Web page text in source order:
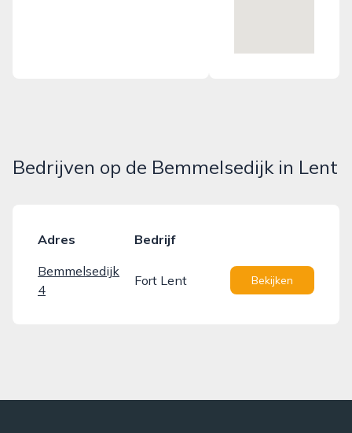
Bedrijven op de Bemmelsedijk in Lent
Adres
Bedrijf
Bemmelsedijk
4
Fort Lent Bekijken